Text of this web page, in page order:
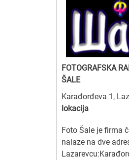
FOTOGRAFSKA
ŠALE
Karađorđeva 1,
lokacija
Foto Šale je firma
nalaze na dve